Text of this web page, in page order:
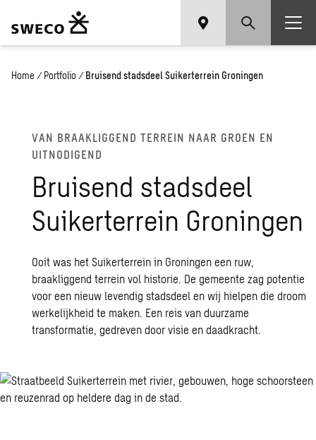
Home / Portfolio / Bruisend stadsdeel Suikerterrein Groningen
VAN BRAAKLIGGEND TERREIN NAAR GROEN EN
UITNODIGEND
Bruisend stadsdeel
Suikerterrein Groningen
Ooit was het Suikerterrein in Groningen een ruw,
braakliggend terrein vol historie. De gemeente zag potentie
voor een nieuw levendig stadsdeel en wij hielpen die droom
werkelijkheid te maken. Een reis van duurzame
transformatie, gedreven door visie en daadkracht.